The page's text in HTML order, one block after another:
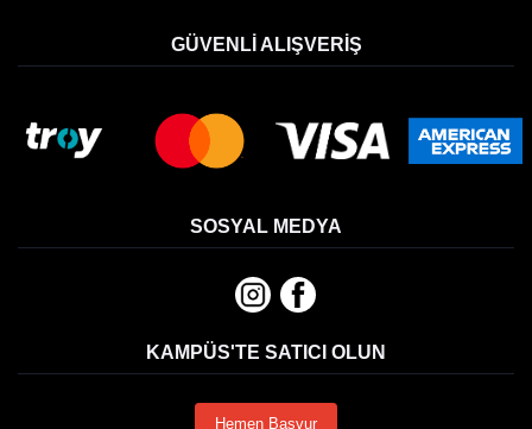
GÜVENLI ALIŞVERIŞ
SOSYAL MEDYA
KAMPÜS'TE SATICI OLUN
Hemen Başvur